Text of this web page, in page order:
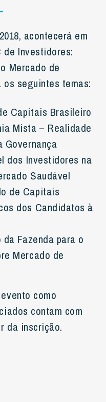
acontecerá em
de Investidores:
Mercado de
os seguintes temas:
Capitais Brasileiro
Mista – Realidade
Governança
dos Investidores na
Saudável
de Capitais
dos Candidatos à
Fazenda para o
Mercado de
como
contam com
da inscrição.